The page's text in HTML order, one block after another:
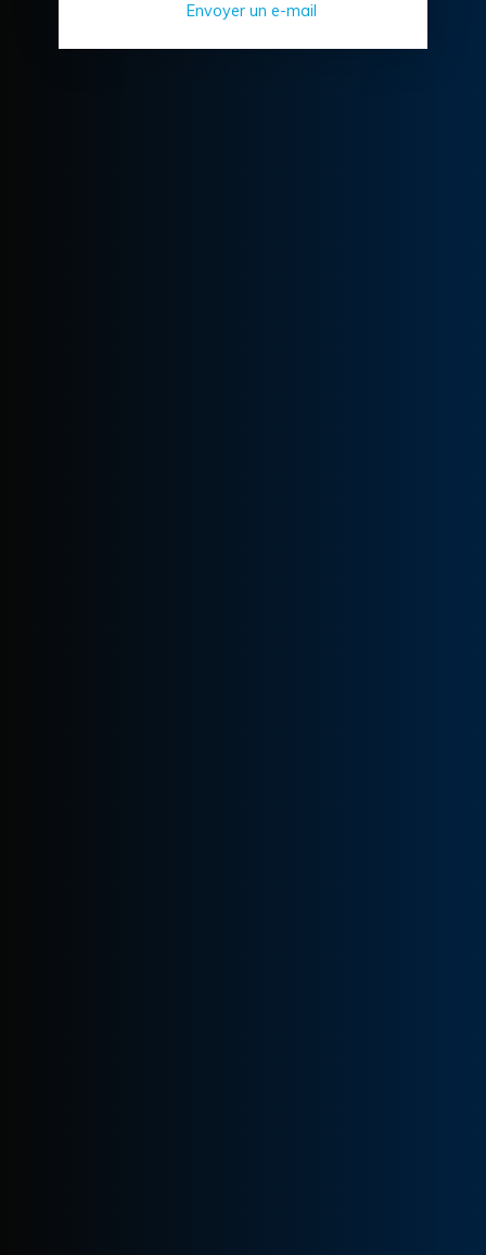
Envoyer un e-mail